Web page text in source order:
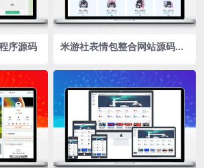
序源码
米游社表情包整合网站源码引
线表情包图片表情包下载分享